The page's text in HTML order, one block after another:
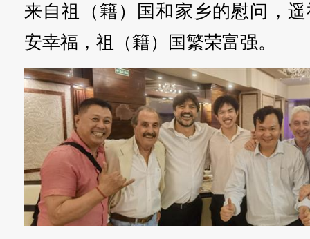
来自祖（籍）国和家乡的慰问，
安幸福，祖（籍）国繁荣富强。